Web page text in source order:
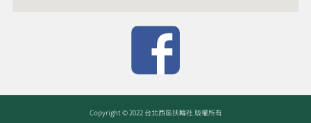
Copyright © 2022 台北西區扶輪社 版權所有